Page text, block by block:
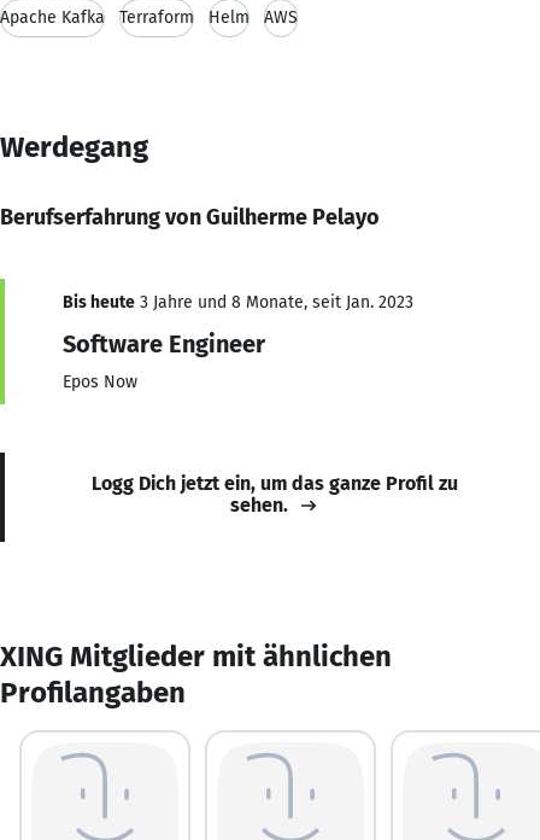
Apache Kafka Terraform Helm AWS
Werdegang
Berufserfahrung von Guilherme Pelayo
Bis heute 3 Jahre und 8 Monate, seit Jan. 2023
Software Engineer
Epos Now
Logg Dich jetzt ein, um das ganze Profil zu
sehen.
XING Mitglieder mit ähnlichen
Profilangaben